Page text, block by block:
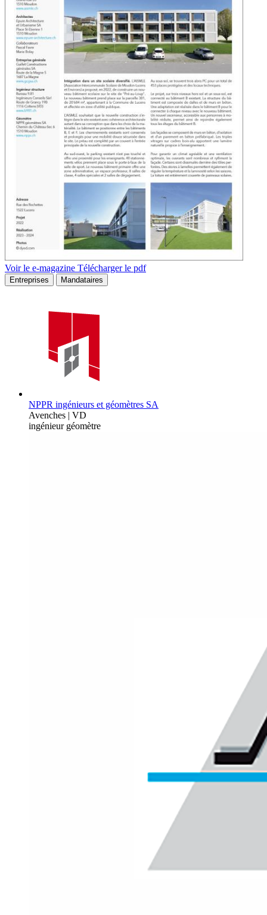
Voir le e-magazine Télécharger le pdf
Entreprises Mandataires
NPPR ingénieurs et géomètres SA
Avenches | VD
ingénieur géomètre